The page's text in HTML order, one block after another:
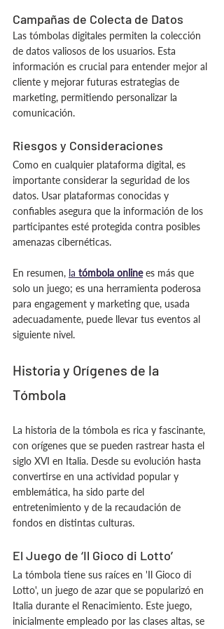
Campañas de Colecta de Datos
Las tómbolas digitales permiten la colección
de datos valiosos de los usuarios. Esta
información es crucial para entender mejor al
cliente y mejorar futuras estrategias de
marketing, permitiendo personalizar la
comunicación.
Riesgos y Consideraciones
Como en cualquier plataforma digital, es
importante considerar la seguridad de los
datos. Usar plataformas conocidas y
confiables asegura que la información de los
participantes esté protegida contra posibles
amenazas cibernéticas.
En resumen, la tómbola online es más que
solo un juego; es una herramienta poderosa
para engagement y marketing que, usada
adecuadamente, puede llevar tus eventos al
siguiente nivel.
Historia y Orígenes de la
Tómbola
La historia de la tómbola es rica y fascinante,
con orígenes que se pueden rastrear hasta el
siglo XVI en Italia. Desde su evolución hasta
convertirse en una actividad popular y
emblemática, ha sido parte del
entretenimiento y de la recaudación de
fondos en distintas culturas.
El Juego de ‘Il Gioco di Lotto’
La tómbola tiene sus raíces en 'Il Gioco di
Lotto', un juego de azar que se popularizó en
Italia durante el Renacimiento. Este juego,
inicialmente empleado por las clases altas, se